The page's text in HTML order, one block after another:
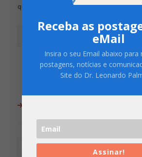
que eu comentar.
Arquivo
Receba as
eMail
Insira o seu Email abaixo para
postagens, notícias e
Site do Dr. Leonardo
Assinar!